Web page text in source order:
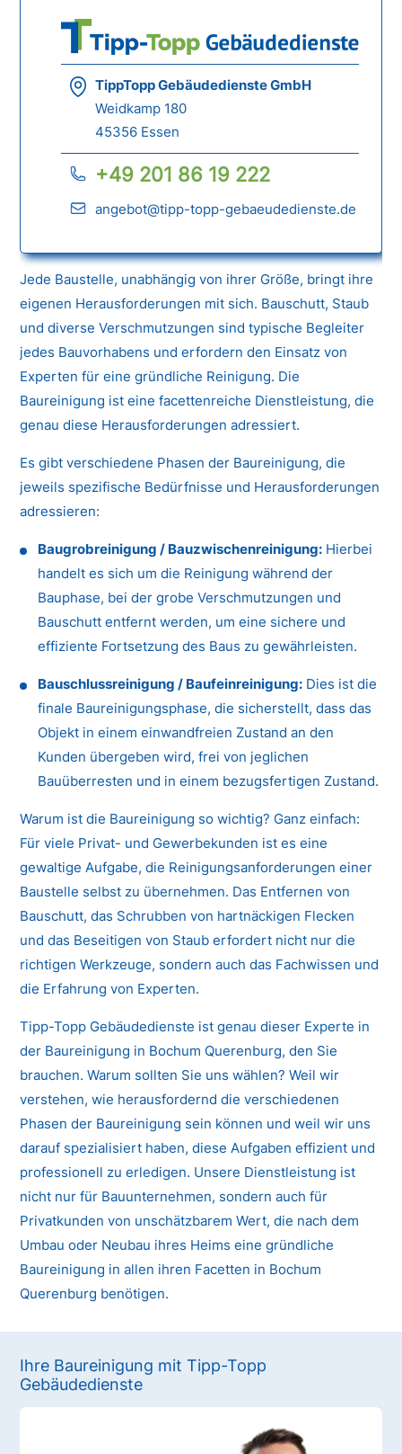
TippTopp Gebäudedienste GmbH
Weidkamp 180
45356 Essen
+49 201 86 19 222
angebot@tipp-topp-gebaeudedienste.de
Jede Baustelle, unabhängig von ihrer Größe, bringt ihre
eigenen Herausforderungen mit sich. Bauschutt, Staub
und diverse Verschmutzungen sind typische Begleiter
jedes Bauvorhabens und erfordern den Einsatz von
Experten für eine gründliche Reinigung. Die
Baureinigung ist eine facettenreiche Dienstleistung, die
genau diese Herausforderungen adressiert.
Es gibt verschiedene Phasen der Baureinigung, die
jeweils spezifische Bedürfnisse und Herausforderungen
adressieren:
Baugrobreinigung / Bauzwischenreinigung: Hierbei
handelt es sich um die Reinigung während der
Bauphase, bei der grobe Verschmutzungen und
Bauschutt entfernt werden, um eine sichere und
effiziente Fortsetzung des Baus zu gewährleisten.
Bauschlussreinigung / Baufeinreinigung: Dies ist die
finale Baureinigungsphase, die sicherstellt, dass das
Objekt in einem einwandfreien Zustand an den
Kunden übergeben wird, frei von jeglichen
Bauüberresten und in einem bezugsfertigen Zustand.
Warum ist die Baureinigung so wichtig? Ganz einfach:
Für viele Privat- und Gewerbekunden ist es eine
gewaltige Aufgabe, die Reinigungsanforderungen einer
Baustelle selbst zu übernehmen. Das Entfernen von
Bauschutt, das Schrubben von hartnäckigen Flecken
und das Beseitigen von Staub erfordert nicht nur die
richtigen Werkzeuge, sondern auch das Fachwissen und
die Erfahrung von Experten.
Tipp-Topp Gebäudedienste ist genau dieser Experte in
der Baureinigung in Bochum Querenburg, den Sie
brauchen. Warum sollten Sie uns wählen? Weil wir
verstehen, wie herausfordernd die verschiedenen
Phasen der Baureinigung sein können und weil wir uns
darauf spezialisiert haben, diese Aufgaben effizient und
professionell zu erledigen. Unsere Dienstleistung ist
nicht nur für Bauunternehmen, sondern auch für
Privatkunden von unschätzbarem Wert, die nach dem
Umbau oder Neubau ihres Heims eine gründliche
Baureinigung in allen ihren Facetten in Bochum
Querenburg benötigen.
Ihre Baureinigung mit Tipp-Topp
Gebäudedienste